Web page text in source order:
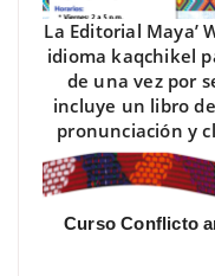
La Editorial Maya’
idioma kaqchikel
de una vez por
incluye un libro
pronunciación y
Curso Conflicto